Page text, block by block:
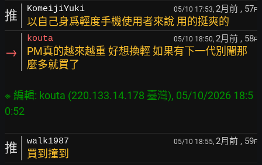
推 KomeijiYuki 05/10 17:53, 2月前 , 57F
以自己身爲輕度手機使用者來說 用的挺爽的
→
kouta 05/10 18:50, 2月前 , 58F
PM真的越來越重 好想換輕 如果有下一代別閹那
麼多就買了
※ 編輯: kouta (220.133.14.178 臺灣), 05/10/2026 18:5
推 walk1987 05/10 18:55, 2月前 , 59F
買到撞到